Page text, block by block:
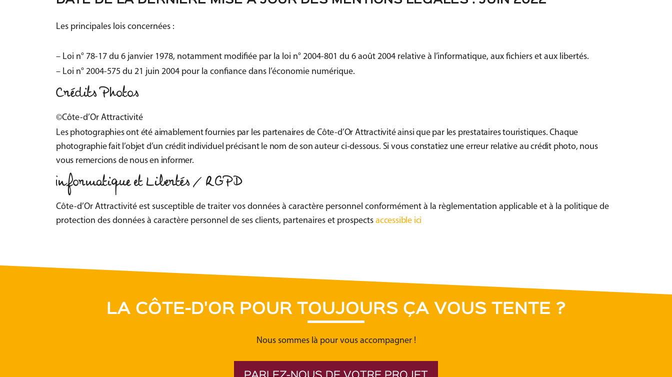
Les principales lois concernées :
– Loi n° 78-17 du 6 janvier 1978, notamment modifiée par la loi n° 2004-801 du 6 août 2004 relative à l’informatique, aux fichiers et aux libertés.
– Loi n° 2004-575 du 21 juin 2004 pour la confiance dans l’économie numérique.
Crédits Photos
©Côte-d’Or Attractivité
Les photographies ont été aimablement fournies par les partenaires de Côte-d’Or Attractivité ainsi que par les prestataires touristiques. Chaque
photographie fait l’objet d’un crédit individuel précisant le nom de son auteur ci-dessous. Si vous constatiez une erreur relative au crédit photo, nous
vous remercions de nous en informer.
Informatique et Libertés / RGPD
Côte-d’Or Attractivité est susceptible de traiter vos données à caractère personnel conformément à la règlementation applicable et à la politique de
protection des données à caractère personnel de ses clients, partenaires et prospects accessible ici
LA CÔTE-D'OR POUR TOUJOURS ÇA VOUS TENTE ?
Nous sommes là pour vous accompagner !